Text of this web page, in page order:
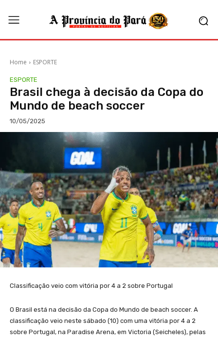
Home ESPORTE
ESPORTE
Brasil chega à decisão da Copa do
Mundo de beach soccer
10/05/2025
Classificação veio com vitória por 4 a 2 sobre Portugal
O Brasil está na decisão da Copa do Mundo de beach soccer. A
classificação veio neste sábado (10) com uma vitória por 4 a 2
sobre Portugal, na Paradise Arena, em Victoria (Seicheles), pelas